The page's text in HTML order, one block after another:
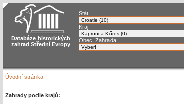
Databáze historických
zahrad Střední Evropy
Stát:
Kraj:
Obec, Zahrada:
Úvodní stránka
Zahrady podle krajů: